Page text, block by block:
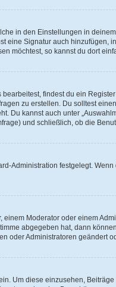
in den Einstellungen in
eine Signatur auch
möchtest, so kannst du dort
findest du ein
zu erstellen. Du solltest
Du kannst auch unter
und schließlich, ob die
Administration festgelegt.
Moderator oder einem
abgegeben hat, dann
oder Administratoren
Um diese einzusehen,